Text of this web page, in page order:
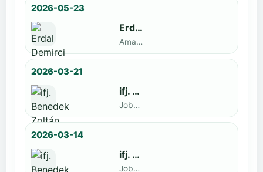
2026-05-23
Erdal Demirci
Amatőr · döntős: Enyedi Gergely
2026-03-21
ifj. Benedek Zoltán
Jobbak · döntős: Szatmári István
2026-03-14
ifj. Benedek Zoltán
Jobbak · döntős: id. Benedek Zoltán